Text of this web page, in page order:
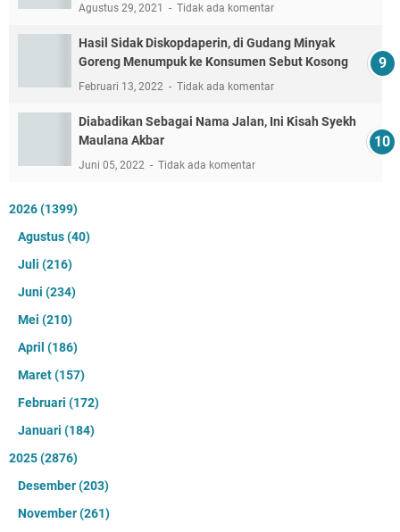
Agustus 29, 2021 Tidak ada komentar
Hasil Sidak Diskopdaperin, di Gudang Minyak
Goreng Menumpuk ke Konsumen Sebut Kosong
Februari 13, 2022 Tidak ada komentar
Diabadikan Sebagai Nama Jalan, Ini Kisah Syekh
Maulana Akbar
Juni 05, 2022 Tidak ada komentar
2026(1399)
Agustus(40)
Juli (216)
Juni (234)
Mei (210)
April (186)
Maret(157)
Februari (172)
Januari (184)
2025(2876)
Desember(203)
November(261)